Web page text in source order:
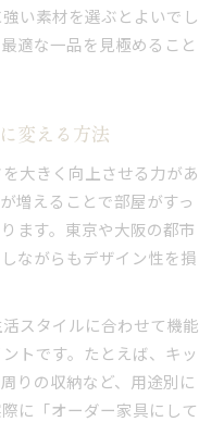
い素材を選ぶとよいでし
適な一品を見極めること
変える方法
大きく向上させる力があ
増えることで部屋がすっ
ます。東京や大阪の都市
ながらもデザイン性を損
スタイルに合わせて機能
トです。たとえば、キッ
りの収納など、用途別に
に「オーダー家具にして